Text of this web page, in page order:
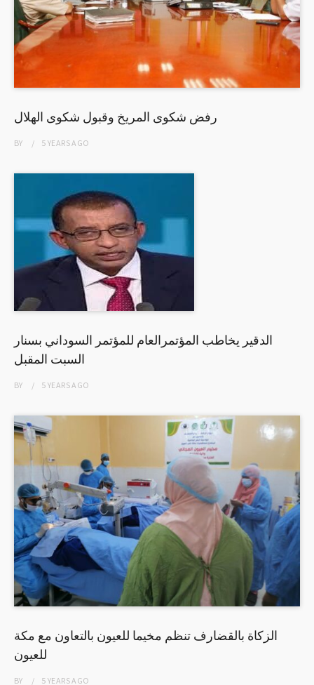
رفض شكوى المريخ وقبول شكوى الهلال
BY 5 YEARSAGO
الدقير يخاطب المؤتمرالعام للمؤتمر السوداني بسنار
السبت المقبل
BY 5 YEARSAGO
الزكاة بالقضارف تنظم مخيما للعيون بالتعاون مع مكة
للعيون
BY 5 YEARSAGO